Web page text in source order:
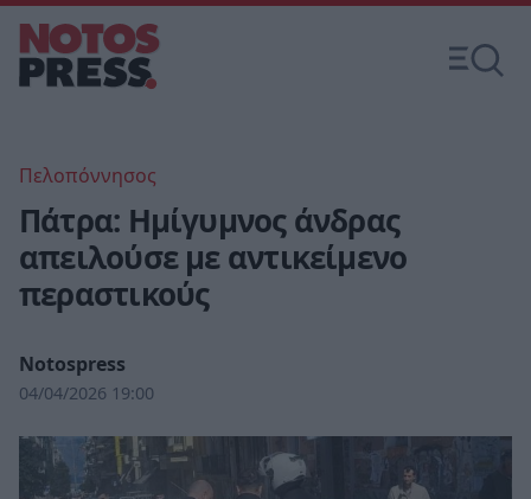
Πελοπόννησος
Πάτρα: Ημίγυμνος άνδρας
απειλούσε με αντικείμενο
περαστικούς
Notospress
04/04/2026 19:00